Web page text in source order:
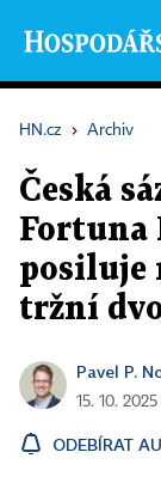
HN.cz › Archiv
Česká
Fortuna
posiluje
tržní
Pavel P.
15. 10.
ODEBÍRAT